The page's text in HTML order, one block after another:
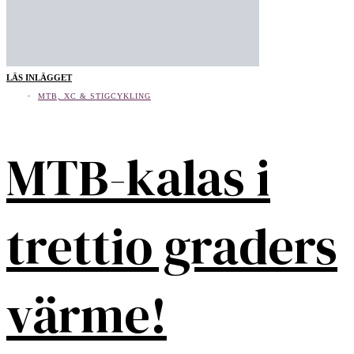
LÄS INLÄGGET
MTB, XC & STIGCYKLING
MTB-kalas i
trettio graders
värme!